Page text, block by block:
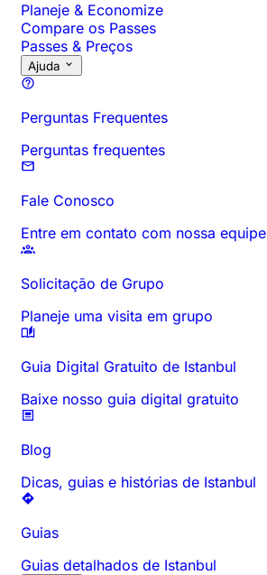
Planeje & Economize
Compare os Passes
Passes & Preços
Ajuda
Perguntas Frequentes
Perguntas frequentes
Fale Conosco
Entre em contato com nossa equipe
Solicitação de Grupo
Planeje uma visita em grupo
Guia Digital Gratuito de Istanbul
Baixe nosso guia digital gratuito
Blog
Dicas, guias e histórias de Istanbul
Guias
Guias detalhados de Istanbul